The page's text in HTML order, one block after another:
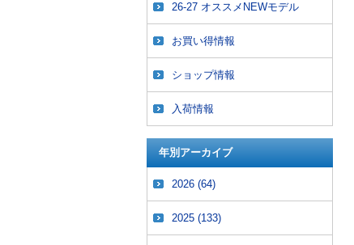
26-27 オススメNEWモデル
お買い得情報
ショップ情報
入荷情報
年別アーカイブ
2026 (64)
2025 (133)